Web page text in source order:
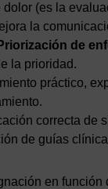
dolor (es la
la
de
la prioridad.
práctico,
correcta de
de guías
en función